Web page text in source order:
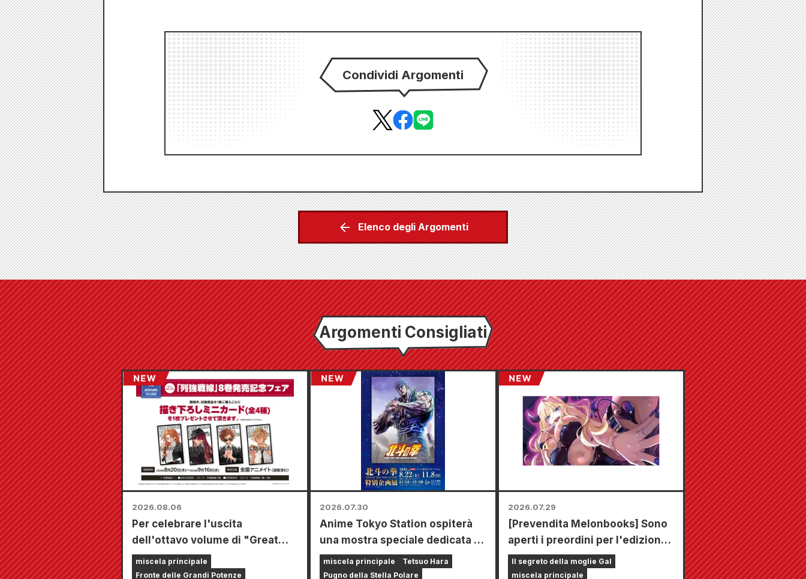
Condividi Argomenti
Elenco degli Argomenti
Argomenti Consigliati
2026.08.06
Per celebrare l'uscita
dell'ottavo volume di "Great
Powers Frontline", a partire dal
20 agosto si terrà una fiera a
miscela principale
Fronte delle Grandi Potenze
2026.07.30
Anime Tokyo Station ospiterà
una mostra speciale dedicata a
"Fist of the North Star"!!
miscela principale
Tetsuo Hara
Pugno della Stella Polare
2026.07.29
[Prevendita Melonbooks] Sono
aperti i preordini per l'edizione
limitata con uno speciale
tappetino da gioco che raffigura
Il segreto della moglie Gal
miscela principale